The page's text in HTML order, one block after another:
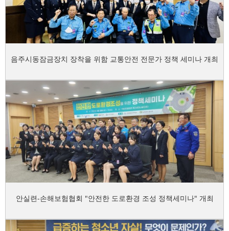
음주시동잠금장치 장착을 위함 교통안전 전문가 정책 세미나 개최
안실련-손해보험협회 "안전한 도로환경 조성 정책세미나" 개최